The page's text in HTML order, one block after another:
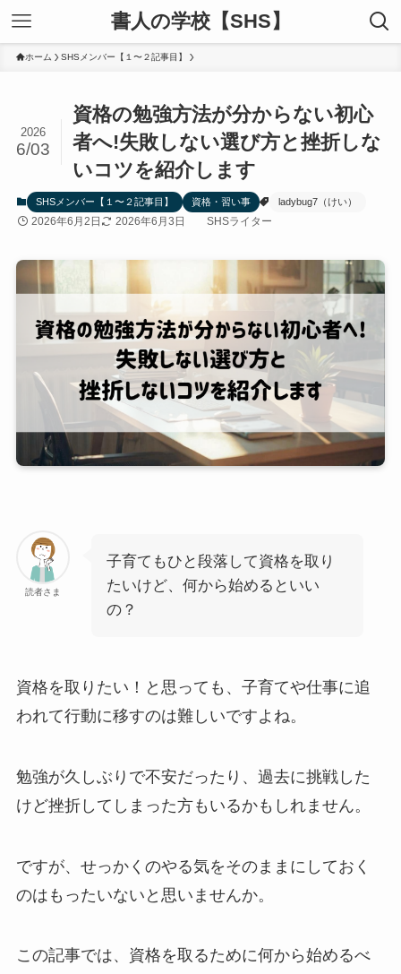
書人の学校【SHS】
ホーム SHSメンバー【１〜２記事目】
資格の勉強方法が分からない初心
者へ!失敗しない選び方と挫折しな
いコツを紹介します
2026
6/03
SHSメンバー【１〜２記事目】 資格・習い事 ladybug7（けい）
2026年6月2日 2026年6月3日 SHSライター
読者さま
子育てもひと段落して資格を取り
たいけど、何から始めるといい
の？
資格を取りたい！と思っても、子育てや仕事に追
われて行動に移すのは難しいですよね。
勉強が久しぶりで不安だったり、過去に挑戦した
けど挫折してしまった方もいるかもしれません。
ですが、せっかくのやる気をそのままにしておく
のはもったいないと思いませんか。
この記事では、資格を取るために何から始めるべ